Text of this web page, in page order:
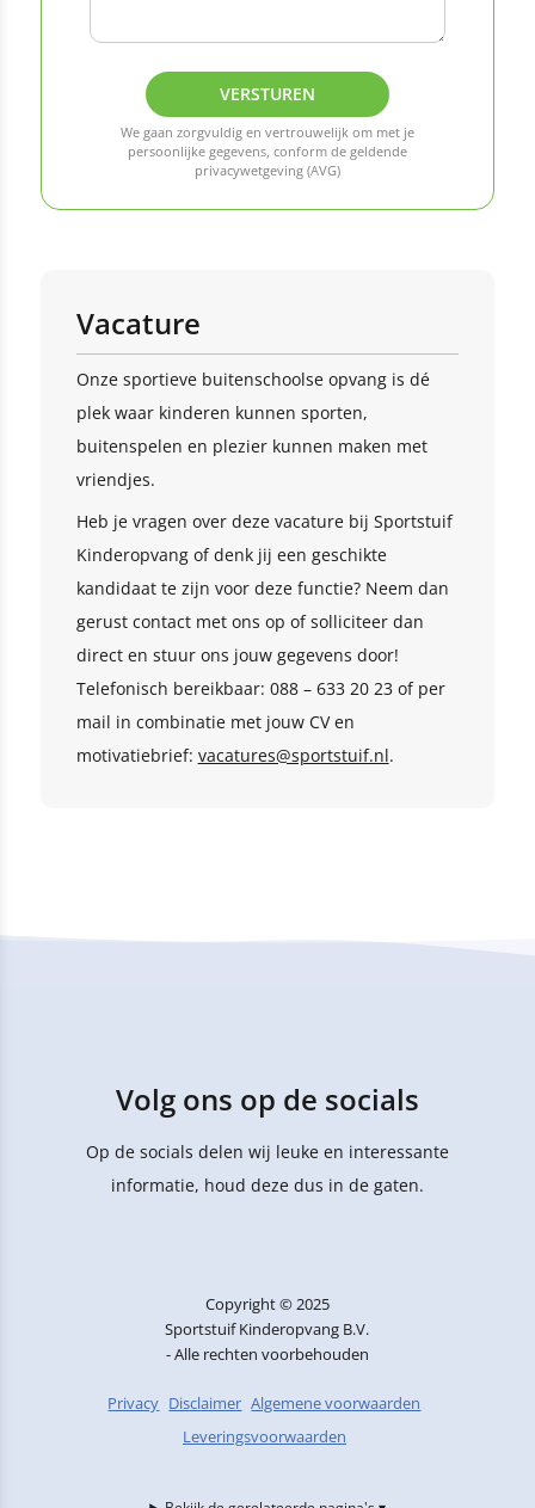
VERSTUREN
We gaan zorgvuldig en vertrouwelijk om met je
persoonlijke gegevens, conform de geldende
privacywetgeving (AVG)
Vacature
Onze sportieve buitenschoolse opvang is dé
plek waar kinderen kunnen sporten,
buitenspelen en plezier kunnen maken met
vriendjes.
Heb je vragen over deze vacature bij Sportstuif
Kinderopvang of denk jij een geschikte
kandidaat te zijn voor deze functie? Neem dan
gerust contact met ons op of solliciteer dan
direct en stuur ons jouw gegevens door!
Telefonisch bereikbaar: 088 – 633 20 23 of per
mail in combinatie met jouw CV en
motivatiebrief: vacatures@sportstuif.nl.
Volg ons op de socials
Op de socials delen wij leuke en interessante
informatie, houd deze dus in de gaten.
Copyright © 2025
Sportstuif Kinderopvang B.V.
- Alle rechten voorbehouden
Privacy Disclaimer Algemene voorwaarden
Leveringsvoorwaarden